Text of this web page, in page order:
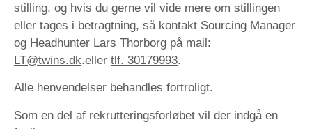
stilling, og hvis du gerne vil vide mere om stillingen
eller tages i betragtning, så kontakt Sourcing Manager
og Headhunter Lars Thorborg på mail:
LT@twins.dk.eller tlf. 30179993.
Alle henvendelser behandles fortroligt.
Som en del af rekrutteringsforløbet vil der indgå en